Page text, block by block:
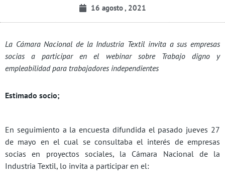
16 agosto , 2021
La Cámara Nacional de la Industria Textil invita a sus empresas
socias a participar en el webinar sobre Trabajo digno y
empleabilidad para trabajadores independientes
Estimado socio;
En seguimiento a la encuesta difundida el pasado jueves 27
de mayo en el cual se consultaba el interés de empresas
socias en proyectos sociales, la Cámara Nacional de la
Industria Textil, lo invita a participar en el: